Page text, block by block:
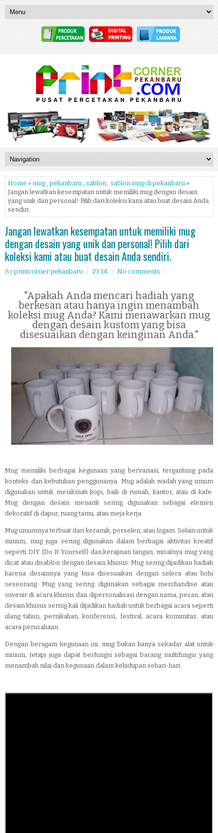
Home » mug ,pekanbaru sablon sablon mug di pekanbaru »
Jangan lewatkan kesempatan untuk memiliki mug dengan desain
yang unik dan personal! Pilih dari koleksi kami atau buat desain Anda
sendiri.
Jangan lewatkan kesempatan untuk memiliki mug
dengan desain yang unik dan personal! Pilih dari
koleksi kami atau buat desain Anda sendiri.
Byprintcorner pekanbaru 23:14 No comments
"Apakah Anda mencari hadiah yang
berkesan atau hanya ingin menambah
koleksi mug Anda? Kami menawarkan mug
dengan desain kustom yang bisa
disesuaikan dengan keinginan Anda."
Mug memiliki berbagai kegunaan yang bervariasi, tergantung pada
konteks dan kebutuhan penggunanya. Mug adalah wadah yang umum
digunakan untuk menikmati kopi, baik di rumah, kantor, atau di kafe.
Mug dengan desain menarik sering digunakan sebagai elemen
dekoratif di dapur, ruang tamu, atau meja kerja.
Mug umumnya terbuat dari keramik, porselen, atau logam. Selain untuk
minum, mug juga sering digunakan dalam berbagai aktivitas kreatif
seperti DIY (Do It Yourself) dan kerajinan tangan, misalnya mug yang
dicat atau disablon dengan desain khusus. Mug sering dijadikan hadiah
karena desainnya yang bisa disesuaikan dengan selera atau hobi
seseorang. Mug yang sering digunakan sebagai merchandise atau
suvenir di acara khusus dan dipersonalisasi dengan nama, pesan, atau
desain khusus sering kali dijadikan hadiah untuk berbagai acara seperti
ulang tahun, pernikahan, konferensi, festival, acara komunitas, atau
acara perusahaan.
Dengan beragam kegunaan ini, mug bukan hanya sekadar alat untuk
minum, tetapi juga dapat berfungsi sebagai barang multifungsi yang
menambah nilai dan kegunaan dalam kehidupan sehari-hari.